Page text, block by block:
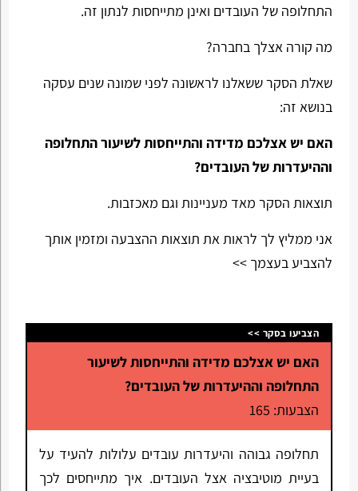
התחלופה של העובדים ואינן מתייחסות לנתון זה.
מה קורה אצלך בחברה?
שאלת הסקר ששאלנו לראשונה לפני שמונה שנים עסקה
בנושא זה:
האם יש אצלכם מדידה והתייחסות לשיעור התחלופה
וההיעדרות של העובדים?
תוצאות הסקר מאד מעניינות וגם מאכזבות.
אני ממליץ לך לראות את תוצאות ההצבעה ומזמין אותך
להצביע בעצמך >>
הצביעו בסקר >>
האם יש אצלכם מדידה והתייחסות לשיעור
התחלופה וההיעדרות של העובדים?
הצבעות: 165
תחלופה גבוהה והיעדרות עובדים עלולות להעיד על
בעיית מוטיבציה אצל העובדים. איך מתייחסים לכך